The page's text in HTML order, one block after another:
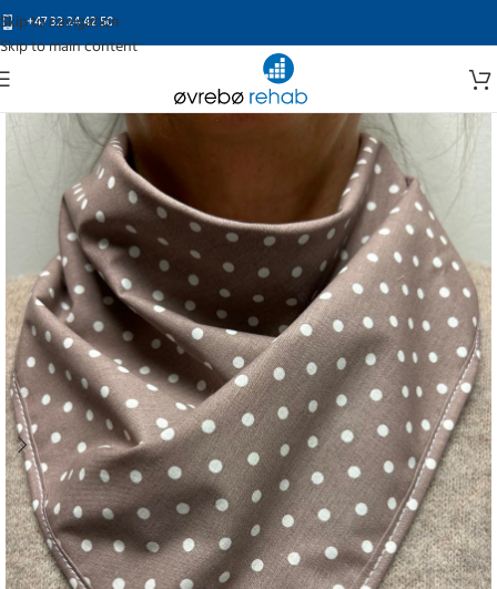
Skip to navigation
Skip to main content
+47 32 24 42 50